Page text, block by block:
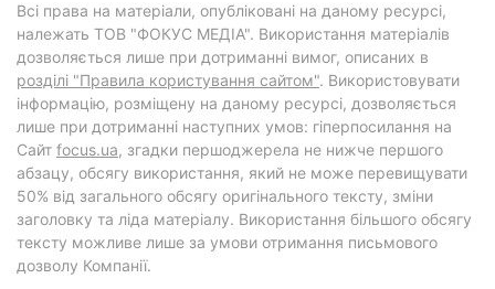
Всі права на матеріали, опубліковані на даному ресурсі,
належать ТОВ "ФОКУС МЕДІА". Використання матеріалів
дозволяється лише при дотриманні вимог, описаних в
розділі "Правила користування сайтом". Використовувати
інформацію, розміщену на даному ресурсі, дозволяється
лише при дотриманні наступних умов: гіперпосилання на
Cайт focus.ua, згадки першоджерела не нижче першого
абзацу, обсягу використання, який не може перевищувати
50% від загального обсягу оригінального тексту, зміни
заголовку та ліда матеріалу. Використання більшого обсягу
тексту можливе лише за умови отримання письмового
дозволу Компанії.